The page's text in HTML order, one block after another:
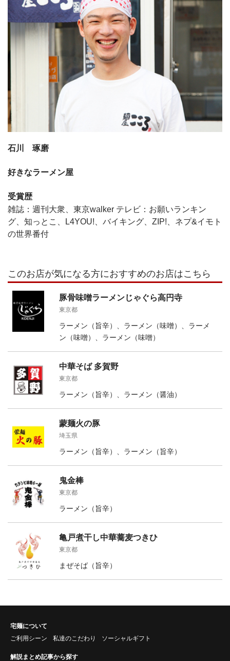
石川 琢磨
好きなラーメン屋
受賞歴
雑誌：週刊大衆、東京walker テレビ：お願いランキン
グ、知っとこ、L4YOU!、バイキング、ZIP!、ネプ&イモト
の世界番付
このお店が気になる方におすすめのお店はこちら
豚骨味噌ラーメンじゃぐら高円寺
東京都
ラーメン（旨辛）、ラーメン（味噌）、ラーメ
ン（味噌）、ラーメン（味噌）
中華そば 多賀野
東京都
ラーメン（旨辛）、ラーメン（醤油）
蒙麺火の豚
埼玉県
ラーメン（旨辛）、ラーメン（旨辛）
鬼金棒
東京都
ラーメン（旨辛）
亀戸煮干し中華蕎麦つきひ
東京都
まぜそば（旨辛）
宅麺について
ご利用シーン
私達のこだわり ソーシャルギフト
解説まとめ記事から探す